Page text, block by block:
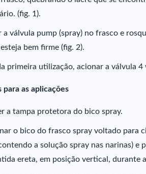
(fig. 1).
a válvula pump (spray) no frasco e
bem firme (fig. 2).
primeira utilização, acionar a válvula 4
para as aplicações
a tampa protetora do bico spray.
o bico do frasco spray voltado para
a solução spray nas narinas) e
ereta, em posição vertical, durante